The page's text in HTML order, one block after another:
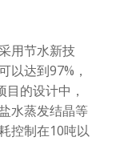
用节水新技
以达到97%，
的设计中，
水蒸发结晶等
控制在10吨以